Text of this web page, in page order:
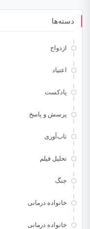
دسته‌ها
ازدواج
اعتیاد
پادکست
پرسش و پاسخ
تاب‌آوری
تحلیل فیلم
جنگ
خانواده درمانی
خانواده درمانی